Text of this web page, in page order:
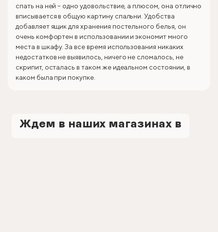
спать на ней – одно удовольствие, а плюсом, она отлично
вписывается в общую картину спальни. Удобства
добавляет ящик для хранения постельного белья, он
очень комфортен в использовании и экономит много
места в шкафу. За все время использования никаких
недостатков не выявилось, ничего не сломалось, не
скрипит, осталась в таком же идеальном состоянии, в
каком была при покупке.
Ждем в наших магазинах в